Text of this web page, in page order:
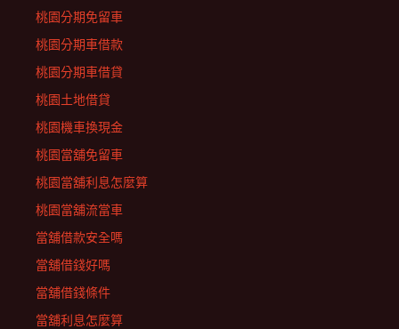
桃園分期免留車
桃園分期車借款
桃園分期車借貸
桃園土地借貸
桃園機車換現金
桃園當舖免留車
桃園當舖利息怎麼算
桃園當舖流當車
當舖借款安全嗎
當舖借錢好嗎
當舖借錢條件
當舖利息怎麼算